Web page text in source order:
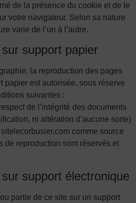
de la présence du cookie et de le
votre navigateur. Selon sa nature
varie de l’un à l’autre.
support papier
la reproduction des pages
papier est autorisée, sous réserve
suivantes :
de l’intégrité des documents
ni altération d’aucune sorte)
comme source
de reproduction sont réservés et
support électronique
partie de ce site sur un support